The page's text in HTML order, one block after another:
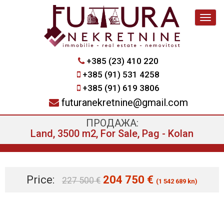
+385 (23) 410 220
+385 (91) 531 4258
+385 (91) 619 3806
futuranekretnine@gmail.com
ПРОДАЖА:
Land, 3500 m2, For Sale, Pag - Kolan
Price: 227 500 € 204 750 € (1 542 689 kn)